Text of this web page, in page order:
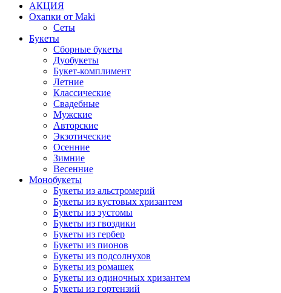
АКЦИЯ
Охапки от Maki
Сеты
Букеты
Сборные букеты
Дуобукеты
Букет-комплимент
Летние
Классические
Свадебные
Мужские
Авторские
Экзотические
Осенние
Зимние
Весенние
Монобукеты
Букеты из альстромерий
Букеты из кустовых хризантем
Букеты из эустомы
Букеты из гвоздики
Букеты из гербер
Букеты из пионов
Букеты из подсолнухов
Букеты из ромашек
Букеты из одиночных хризантем
Букеты из гортензий